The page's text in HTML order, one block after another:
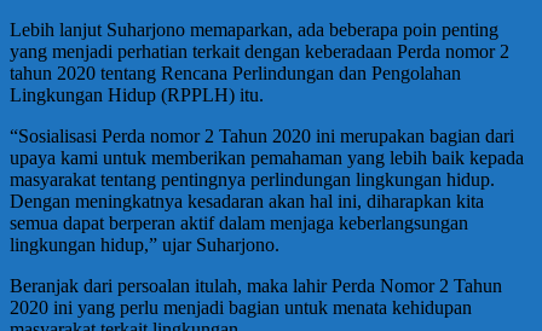
Lebih lanjut Suharjono memaparkan, ada beberapa poin penting
yang menjadi perhatian terkait dengan keberadaan Perda nomor 2
tahun 2020 tentang Rencana Perlindungan dan Pengolahan
Lingkungan Hidup (RPPLH) itu.
“Sosialisasi Perda nomor 2 Tahun 2020 ini merupakan bagian dari
upaya kami untuk memberikan pemahaman yang lebih baik kepada
masyarakat tentang pentingnya perlindungan lingkungan hidup.
Dengan meningkatnya kesadaran akan hal ini, diharapkan kita
semua dapat berperan aktif dalam menjaga keberlangsungan
lingkungan hidup,” ujar Suharjono.
Beranjak dari persoalan itulah, maka lahir Perda Nomor 2 Tahun
2020 ini yang perlu menjadi bagian untuk menata kehidupan